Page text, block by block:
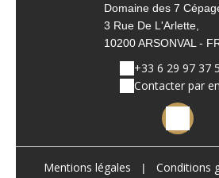
Domaine des 7
3 Rue De L'Arlette,
10200 ARSONVAL -
+33 6 29 97 37
Contacter par
Mentions légales | Conditions